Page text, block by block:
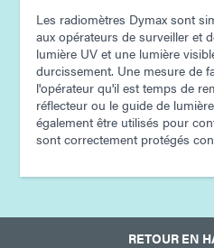
Les radiomètres Dymax sont
aux opérateurs de surveiller et
lumière UV et une lumière
durcissement. Une mesure de
l'opérateur qu'il est temps de
réflecteur ou le guide de
également être utilisés pour
sont correctement protégés
RETOUR EN